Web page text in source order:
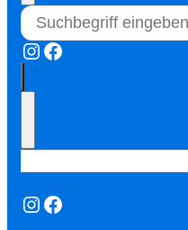
Instagram
Facebook
Instagram
Facebook